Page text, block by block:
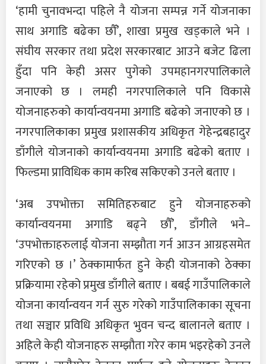
‘हामी चुनावभन्दा पहिले नै योजना सम्पन्न गर्ने योजनाका
साथ अगाडि बढेका छौँ’, शाखा प्रमुख खड्काले भने ।
संघीय सरकार तथा प्रदेश सरकारबाट आउने बजेट ढिला
हुँदा पनि केही असर पुगेको उपमहानगरपालिकाले
जनाएको छ । लमही नगरपालिकाले पनि विकासे
योजनाहरुको कार्यान्वयनमा अगाडि बढेको जनाएको छ ।
नगरपालिकाका प्रमुख प्रशासकीय अधिकृत गेहेन्द्रबहादुर
डाँगीले योजनाको कार्यान्वयनमा अगाडि बढेको बताए ।
फिल्डमा प्राविधिक काम करिब सकिएको उनले बताए ।
‘अब उपभोक्ता समितिहरुबाट हुने योजनाहरुको
कार्यान्वयनमा अगाडि बढ्ने छौँ’, डाँगीले भने–
‘उपभोक्ताहरुलाई योजना सम्झौता गर्न आउन आग्रहसमेत
गरिएको छ ।’ ठेक्कामार्फत हुने केही योजनाको ठेक्का
प्रक्रियामा रहेको प्रमुख डाँगीले बताए । बबई गाउँपालिकाले
योजना कार्यान्वयन गर्न सुरु गरेको गाउँपालिकाका सूचना
तथा सञ्चार प्रविधि अधिकृत भुवन चन्द बालानले बताए ।
अहिले केही योजनाहरु सम्झौता गरेर काम भइरहेको उनले